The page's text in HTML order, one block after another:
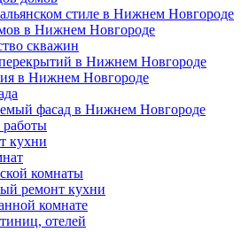
стиле в Нижнем Новгороде
в Нижнем Новгороде
скважин
в Нижнем Новгороде
в Нижнем Новгороде
фасад в Нижнем Новгороде
кухни
комнаты
ремонт кухни
комнате
отелей